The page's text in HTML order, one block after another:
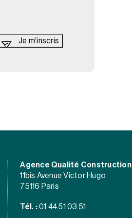
Agence Qualité Construction
11bis Avenue Victor Hugo
75116 Paris
Tél. : 01 44 51 03 51